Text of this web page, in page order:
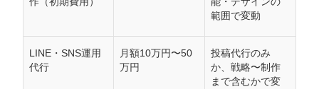
範囲で変動
LINE・SNS運用
代行
月額10万円〜50
万円
投稿代行のみ
か、戦略〜制作
まで含むかで変